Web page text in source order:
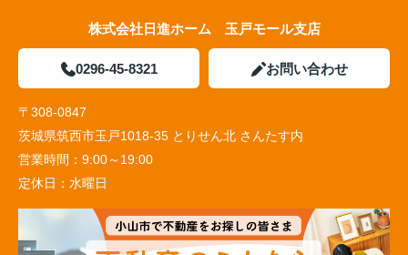
株式会社日進ホーム 玉戸モール支店
0296-45-8321 お問い合わせ
〒308-0847
茨城県筑西市玉戸1018-35 とりせん北 さんたす内
営業時間： 9:00～19:00
定休日： 水曜日